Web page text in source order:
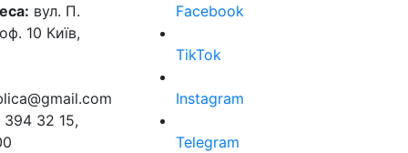
вул. П.
10 Київ,
32 15,
Facebook
TikTok
Instagram
Telegram